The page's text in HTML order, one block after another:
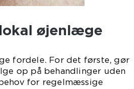
øjenlæge
fordele. For det første, gør
op på behandlinger uden
for regelmæssige